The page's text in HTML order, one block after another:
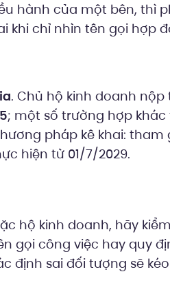
hành của một bên, thì
khi chỉ nhìn tên gọi hợp
. Chủ hộ kinh doanh
; một số trường hợp
pháp kê khai: tham
hiện từ 01/7/2029.
hộ kinh doanh, hãy
gọi công việc hay quy
định sai đối tượng sẽ